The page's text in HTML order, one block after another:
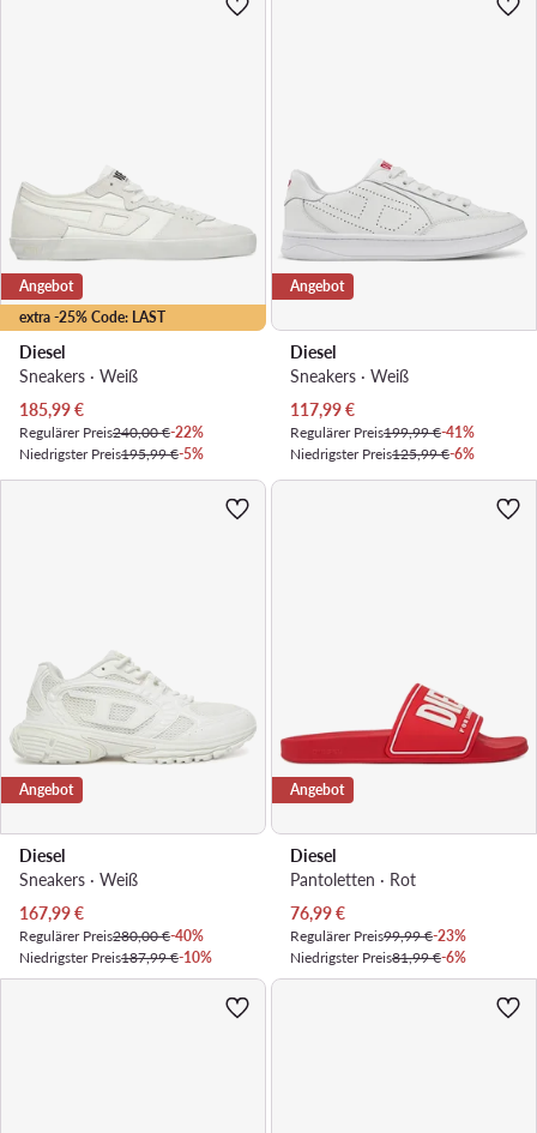
extra -25% Code: LAST
Angebot
Diesel
Sneakers · Weiß
Aktueller Preis
185,99€
Regulärer Preis240,00 €-22%
Niedrigster Preis195,99 €-5%
Angebot
Diesel
Sneakers · Weiß
Aktueller Preis
117,99€
Regulärer Preis199,99 €-41%
Niedrigster Preis125,99 €-6%
Angebot
Diesel
Sneakers · Weiß
Aktueller Preis
167,99€
Regulärer Preis280,00 €-40%
Niedrigster Preis187,99 €-10%
Angebot
Diesel
Pantoletten · Rot
Aktueller Preis
76,99€
Regulärer Preis99,99 €-23%
Niedrigster Preis81,99 €-6%